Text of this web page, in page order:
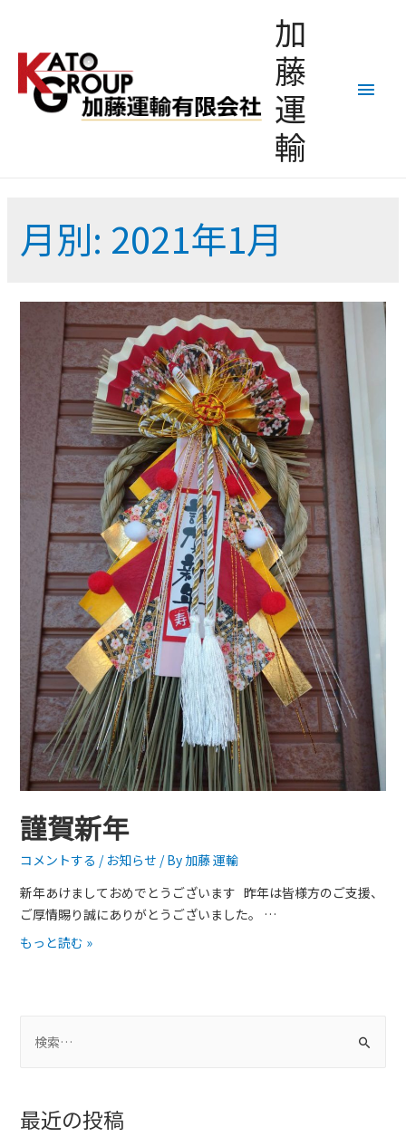
加
藤
運
輸
メ
月別: 2021年1月
謹賀新年
コメントする / お知らせ / By 加藤 運輸
新年あけましておめでとうございます 昨年は皆様方のご支援、
ご厚情賜り誠にありがとうございました。 …
謹
もっと読む »
最近の投稿